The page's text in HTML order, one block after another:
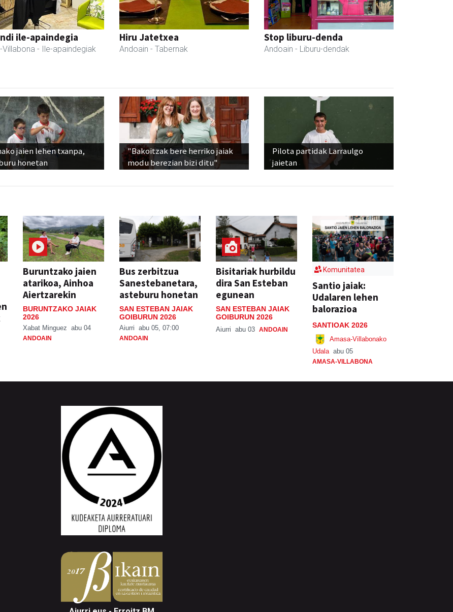
ile-apaindegia
- Ile-apaindegiak
Hiru Jatetxea
Andoain - Tabernak
Stop liburu-denda
Andoain - Liburu-dendak
jaien lehen txanpa,
honetan
"Bakoitzak bere herriko jaiak
modu berezian bizi ditu"
Pilota partidak Larraulgo
jaietan
Buruntzako jaien
atarikoa, Ainhoa
Aiertzarekin
BURUNTZAKO JAIAK
2026
Xabat Minguez abu 04
ANDOAIN
Bus zerbitzua
Sanestebanetara,
asteburu honetan
SAN ESTEBAN JAIAK
GOIBURUN 2026
Aiurri abu 05, 07:00
ANDOAIN
Bisitariak hurbildu
dira San Esteban
egunean
SAN ESTEBAN JAIAK
GOIBURUN 2026
Aiurri abu 03 ANDOAIN
Komunitatea
Santio jaiak:
Udalaren lehen
balorazioa
SANTIOAK 2026
Amasa-Villabonako
Udala abu 05
AMASA-VILLABONA